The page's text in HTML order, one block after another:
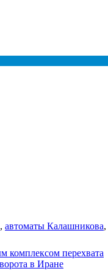
, автоматы Калашникова,
комплексом перехвата
в Иране